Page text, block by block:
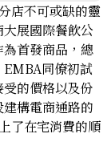
店不可或缺的靈
展國際餐飲公
首發商品，總
同僚初試
的價格以及份
構電商通路的
了在宅消費的順